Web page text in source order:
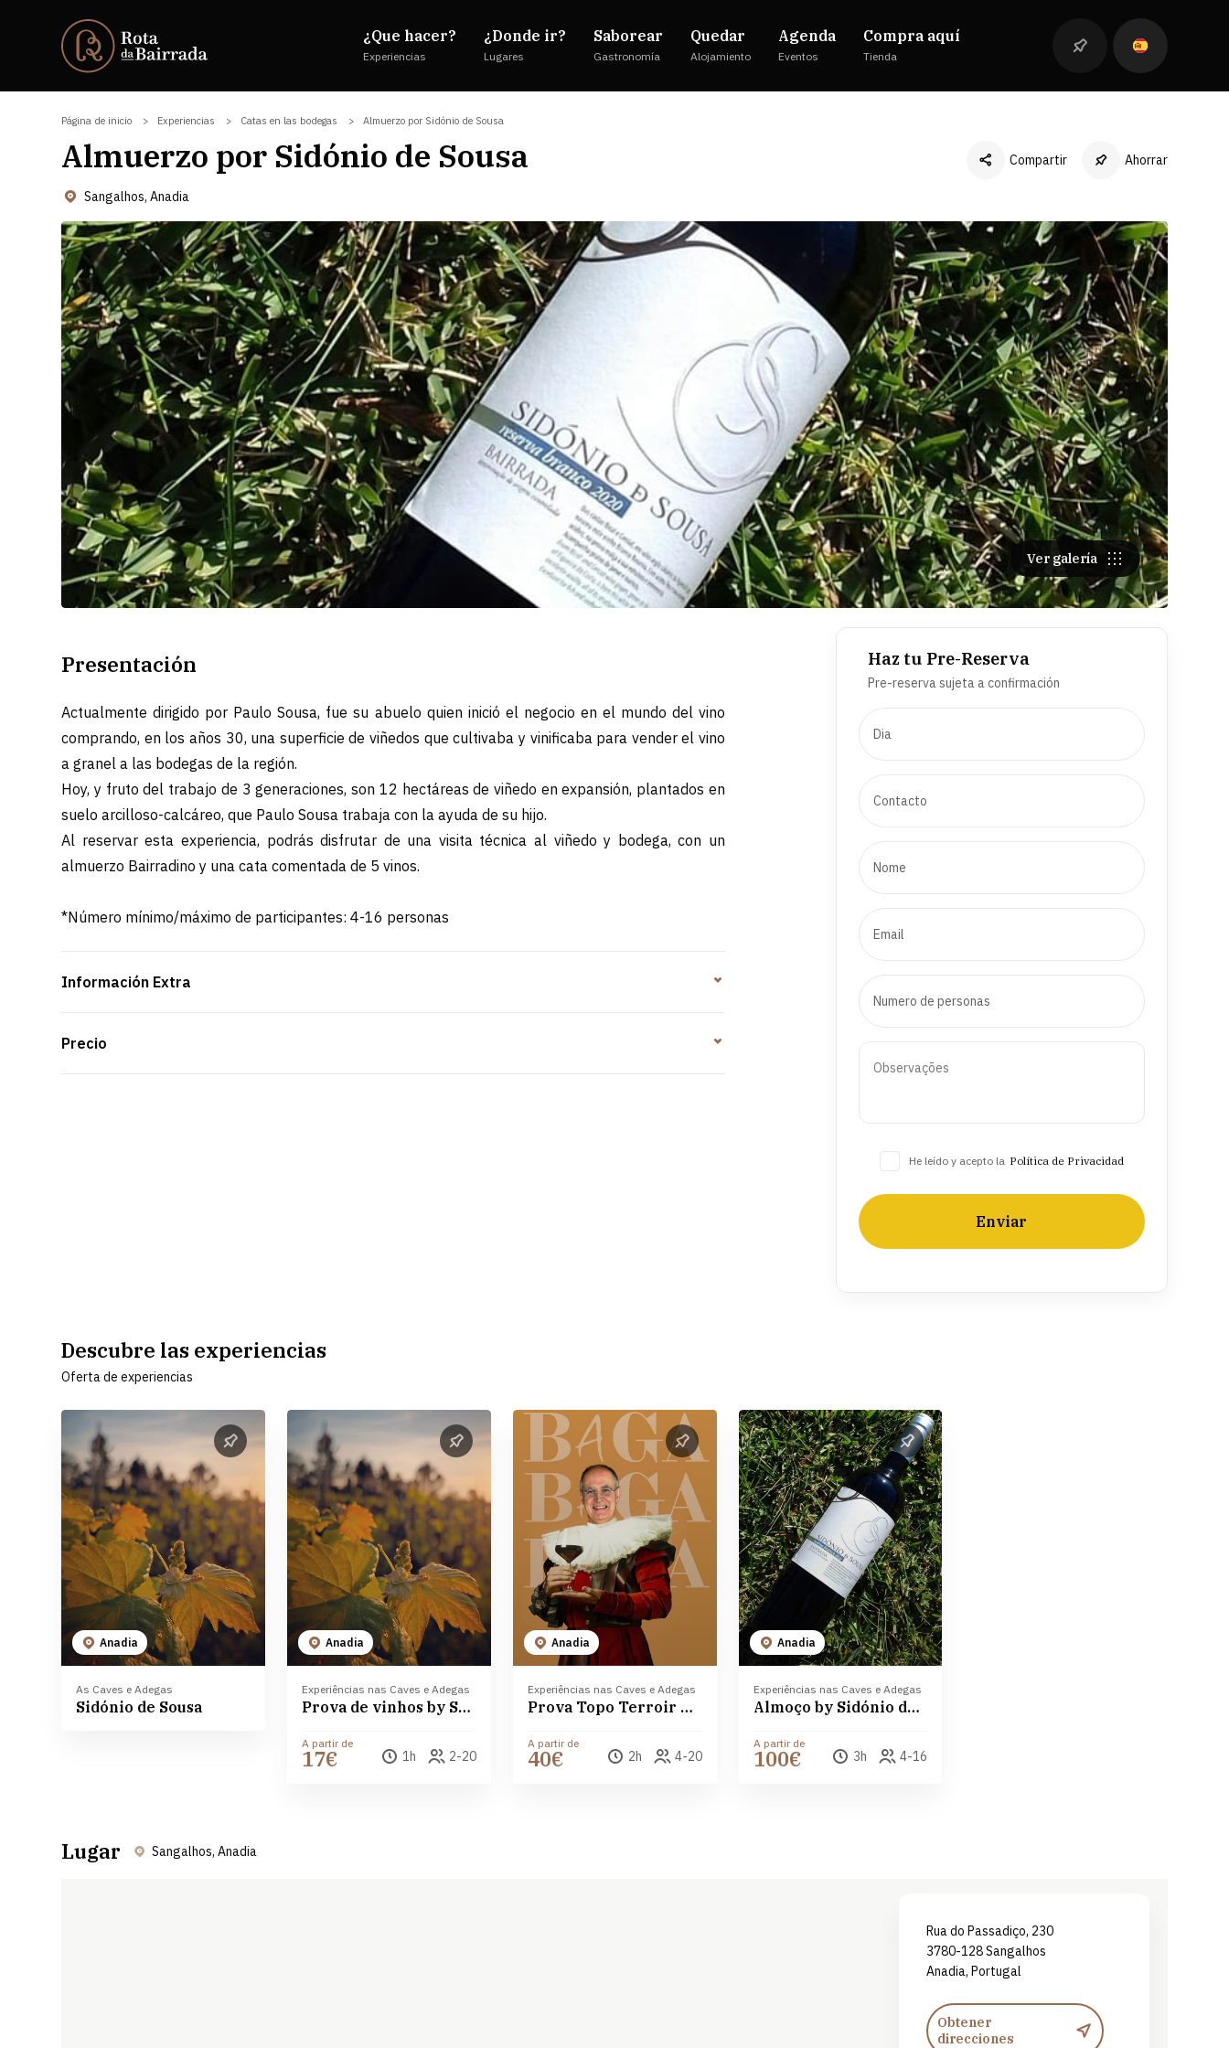
¿Que hacer?
Experiencias
¿Donde ir?
Lugares
Saborear
Gastronomía
Quedar
Alojamiento
Agenda
Eventos
Compra aquí
Tienda
Página de inicio Experiencias Catas en las bodegas Almuerzo por Sidónio de Sousa
Almuerzo por Sidónio de Sousa
Sangalhos, Anadia
Compartir
Twitter
LinkedIn
Ahorrar
Ver galería
Presentación
Actualmente dirigido por Paulo Sousa, fue su abuelo quien inició el negocio en el mundo del vino
comprando, en los años 30, una superficie de viñedos que cultivaba y vinificaba para vender el vino
a granel a las bodegas de la región.
Hoy, y fruto del trabajo de 3 generaciones, son 12 hectáreas de viñedo en expansión, plantados en
suelo arcilloso-calcáreo, que Paulo Sousa trabaja con la ayuda de su hijo.
Al reservar esta experiencia, podrás disfrutar de una visita técnica al viñedo y bodega, con un
almuerzo Bairradino y una cata comentada de 5 vinos.
*Número mínimo/máximo de participantes: 4-16 personas
Información Extra
Precio
Haz tu Pre-Reserva
Pre-reserva sujeta a confirmación
He leído y acepto la Política de Privacidad
Enviar
Descubre las experiencias
Oferta de experiencias
Anadia
As Caves e Adegas
Sidónio de Sousa
Anadia
Experiências nas Caves e Adegas
Prova de vinhos by Sidónio de Sousa
A partir de
17€ 1h 2-20
Anadia
Experiências nas Caves e Adegas
Prova Topo Terroir da Bairrada by Sidónio de Sousa
A partir de
40€ 2h 4-20
Anadia
Experiências nas Caves e Adegas
Almoço by Sidónio de Sousa
A partir de
100€ 3h 4-16
Lugar Sangalhos, Anadia
Rua do Passadiço, 230
3780-128 Sangalhos
Anadia, Portugal
Obtener
direcciones